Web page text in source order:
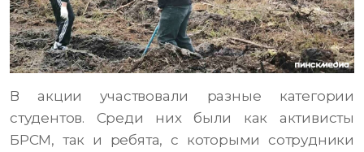
В акции участвовали разные категории
студентов. Среди них были как активисты
БРСМ, так и ребята, с которыми сотрудники